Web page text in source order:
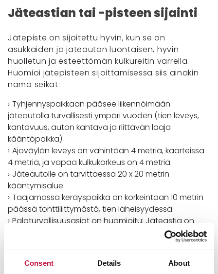
Consent Details About
Jäteastian tai -pisteen sijainti
Jätepiste on sijoitettu hyvin, kun se on
asukkaiden ja jäteauton luontaisen, hyvin
huolletun ja esteettömän kulkureitin varrella.
Huomioi jätepisteen sijoittamisessa siis ainakin
nämä seikat:
Tyhjennyspaikkaan pääsee liikennöimään
jäteautolla turvallisesti ympäri vuoden (tien leveys,
kantavuus, auton kantava ja riittävän laaja
kääntöpaikka).
Ajoväylän leveys on vähintään 4 metriä, kaarteissa
4 metriä, ja vapaa kulkukorkeus on 4 metriä.
Jäteautolle on tarvittaessa 20 x 20 metrin
kääntymisalue.
Taajamassa keräyspaikka on korkeintaan 10 metrin
päässä tonttiliittymästä, tien läheisyydessä.
Paloturvallisuusasiat on huomioitu: Jäteastia on
vähintään 4 metrin, usean astian rivistö 6 metrin tai
Kiinteistössä kiinni olevassa katoksessa